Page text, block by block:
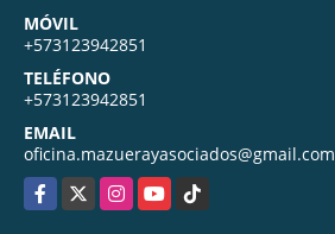
MÓVIL
+573123942851
TELÉFONO
+573123942851
EMAIL
oficina.mazuerayasociados@gmail.com
Facebook
X InstagramYouTubeTikTok